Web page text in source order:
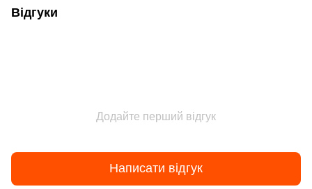
Відгуки
Додайте перший відгук
Написати відгук